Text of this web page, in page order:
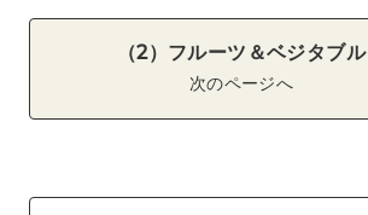
（2）フルーツ＆ベジタブル
次のページへ